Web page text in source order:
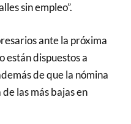
sin empleo”.
ante la próxima
están dispuestos a
de que la nómina
las más bajas en